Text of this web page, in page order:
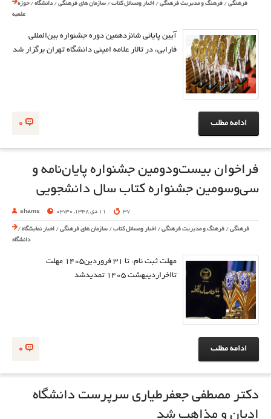
فرهنگی / فرهنگ و مدیریت فرهنگی / اخبار ومسائل کتاب / سازمان های فرهنگی /دانشگاه /حوزه
علمیه
آیین پایانی شانزدهمین دوره جشنواره بین‌المللی
فارابی، در تالار علامه امینی دانشگاه تهران برگزار شد
0 ادامه مطلب
فراخوان بیست‌ودومین جشنواره پایان‌نامه و
سی‌وسومین جشنواره کتاب سال دانشجویی
shams 11 دی 1348, 03:30 37
فرهنگی / فرهنگ و مدیریت فرهنگی / اخبار ومسائل کتاب / سازمان های فرهنگی / اخبار نمایشگاه /
دانشگاه
مهلت ثبت نام: تا ۳۱ فروردین ۱۴۰۵ مهلت
تااخراردیبهشت ۱۴۰۵ تمدیدشد
0 ادامه مطلب
دکتر مصطفی جعفرطیاری سرپرست دانشگاه
ادیان و مذاهب شد